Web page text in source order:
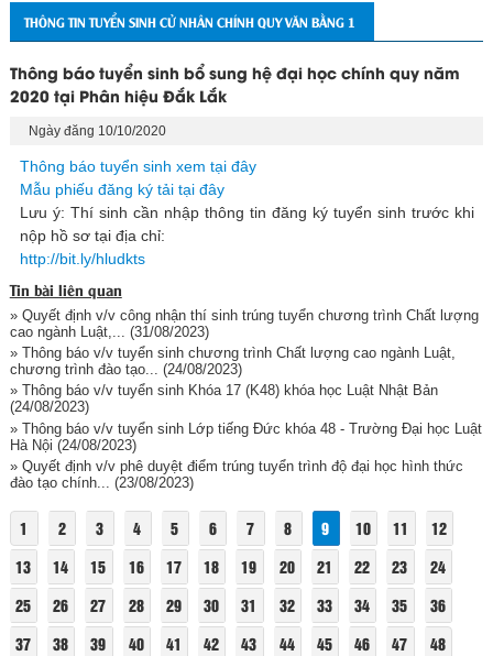
THÔNG TIN TUYỂN SINH CỬ NHÂN CHÍNH QUY VĂN BẰNG 1
Thông báo tuyển sinh bổ sung hệ đại học chính quy năm
2020 tại Phân hiệu Đắk Lắk
Ngày đăng 10/10/2020
Thông báo tuyển sinh xem tại đây
Mẫu phiếu đăng ký tải tại đây
Lưu ý: Thí sinh cần nhập thông tin đăng ký tuyển sinh trước khi
nộp hồ sơ tại địa chỉ:
http://bit.ly/hludkts
Tin bài liên quan
» Quyết định v/v công nhận thí sinh trúng tuyển chương trình Chất lượng
cao ngành Luật,...
(31/08/2023)
» Thông báo v/v tuyển sinh chương trình Chất lượng cao ngành Luật,
chương trình đào tạo... (24/08/2023)
» Thông báo v/v tuyển sinh Khóa 17 (K48) khóa học Luật Nhật Bản
(24/08/2023)
» Thông báo v/v tuyển sinh Lớp tiếng Đức khóa 48 - Trường Đại học Luật
Hà Nội (24/08/2023)
» Quyết định v/v phê duyệt điểm trúng tuyển trình độ đại học hình thức
đào tạo chính... (23/08/2023)
1 2 3 4 5 6 7 8 9 10 11
12
13
14 15 16 17 18 19 20 21 22 23
24
25
26 27 28 29 30 31 32 33 34 35
36
37
38 39 40 41 42 43 44 45 46 47 48